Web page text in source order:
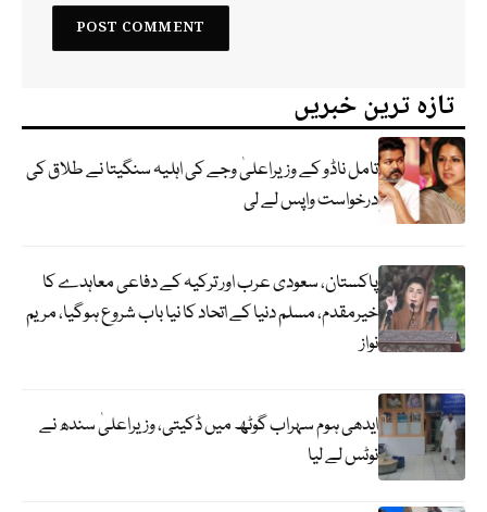
تازہ ترین خبریں
تامل ناڈو کے وزیراعلیٰ وجے کی اہلیہ سنگیتا نے طلاق کی
درخواست واپس لے لی
پاکستان، سعودی عرب اور ترکیہ کے دفاعی معاہدے کا
خیرمقدم، مسلم دنیا کے اتحاد کا نیا باب شروع ہوگیا، مریم
نواز
ایدھی ہوم سہراب گوٹھ میں ڈکیتی، وزیراعلیٰ سندھ نے
نوٹس لے لیا